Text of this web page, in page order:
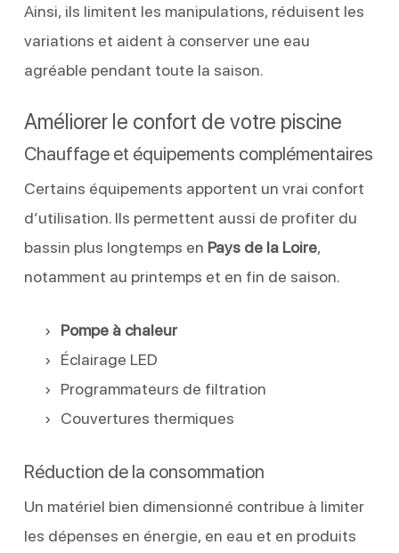
Ainsi, ils limitent les manipulations, réduisent les
variations et aident à conserver une eau
agréable pendant toute la saison.
Améliorer le confort de votre piscine
Chauffage et équipements complémentaires
Certains équipements apportent un vrai confort
d’utilisation. Ils permettent aussi de profiter du
bassin plus longtemps en Pays de la Loire,
notamment au printemps et en fin de saison.
Pompe à chaleur
Éclairage LED
Programmateurs de filtration
Couvertures thermiques
Réduction de la consommation
Un matériel bien dimensionné contribue à limiter
les dépenses en énergie, en eau et en produits